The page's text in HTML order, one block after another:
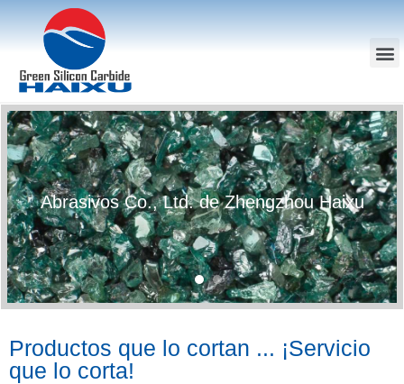
Co., Ltd. de Zhengzhou Haixu
Productos que lo cortan ... ¡Servicio
que lo corta!